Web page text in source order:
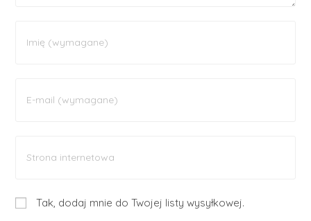
Tak, dodaj mnie do Twojej listy wysyłkowej.